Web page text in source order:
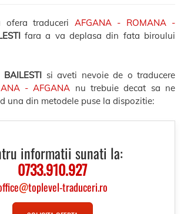
ofera traduceri AFGANA - ROMANA -
fara a va deplasa din fata biroului
BAILESTI si aveti nevoie de o traducere
- AFGANA nu trebuie decat sa ne
una din metodele puse la dispozitie:
informatii sunati la:
0733.910.927
@toplevel-traduceri.ro